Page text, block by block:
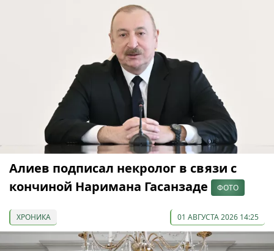
Алиев подписал некролог в связи с
кончиной Наримана Гасанзаде
ФОТО
ХРОНИКА 01 АВГУСТА 2026 14:25